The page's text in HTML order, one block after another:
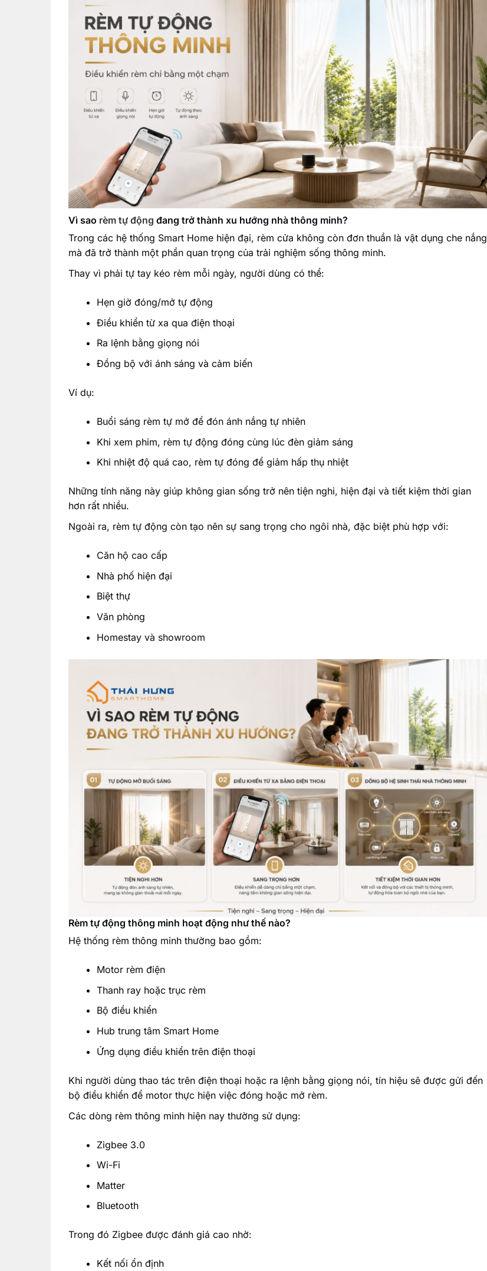
Vì sao rèm tự động đang trở thành xu hướng nhà thông minh?
Trong các hệ thống Smart Home hiện đại, rèm cửa không còn đơn thuần là vật dụng che nắng
mà đã trở thành một phần quan trọng của trải nghiệm sống thông minh.
Thay vì phải tự tay kéo rèm mỗi ngày, người dùng có thể:
Hẹn giờ đóng/mở tự động
Điều khiển từ xa qua điện thoại
Ra lệnh bằng giọng nói
Đồng bộ với ánh sáng và cảm biến
Ví dụ:
Buổi sáng rèm tự mở để đón ánh nắng tự nhiên
Khi xem phim, rèm tự động đóng cùng lúc đèn giảm sáng
Khi nhiệt độ quá cao, rèm tự đóng để giảm hấp thụ nhiệt
Những tính năng này giúp không gian sống trở nên tiện nghi, hiện đại và tiết kiệm thời gian
hơn rất nhiều.
Ngoài ra, rèm tự động còn tạo nên sự sang trọng cho ngôi nhà, đặc biệt phù hợp với:
Căn hộ cao cấp
Nhà phố hiện đại
Biệt thự
Văn phòng
Homestay và showroom
Rèm tự động thông minh hoạt động như thế nào?
Hệ thống rèm thông minh thường bao gồm:
Motor rèm điện
Thanh ray hoặc trục rèm
Bộ điều khiển
Hub trung tâm Smart Home
Ứng dụng điều khiển trên điện thoại
Khi người dùng thao tác trên điện thoại hoặc ra lệnh bằng giọng nói, tín hiệu sẽ được gửi đến
bộ điều khiển để motor thực hiện việc đóng hoặc mở rèm.
Các dòng rèm thông minh hiện nay thường sử dụng:
Zigbee 3.0
Wi-Fi
Matter
Bluetooth
Trong đó Zigbee được đánh giá cao nhờ:
Kết nối ổn định